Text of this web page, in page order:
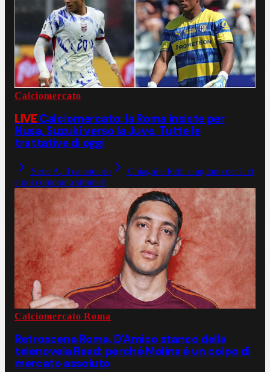
Calciomercato
LIVE Calciomercato: la Roma insiste per
Nusa, Suzuki verso la Juve. Tutte le
trattative di oggi
Serie A, il calendario
Chiagni e fotti: si agitano per il ct
e poi comprano stranieri
Calciomercato Roma
Retroscena Roma, D'Amico stanco della
telenovela Read: perché Molina è un colpo di
mercato assoluto